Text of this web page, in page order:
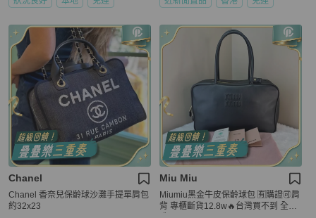
Chanel
Chanel 香奈兒保齡球沙灘手提單肩包
約32x23
Miu Miu
Miumiu黑金牛皮保齡球包 🈶購證🉑肩
背 專櫃斷貨12.8w🔥台灣買不到 全網